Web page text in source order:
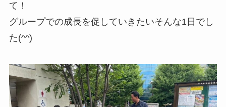
て！
グループでの成長を促していきたいそんな1日でし
た(^^)